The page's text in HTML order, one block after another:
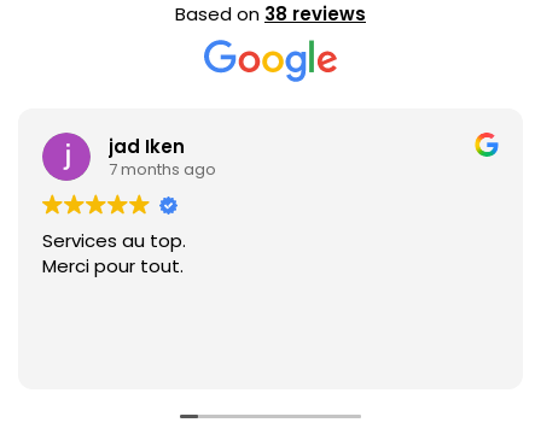
Based on 38 reviews
jad Iken
7 months ago
Services au top.
Merci pour tout.